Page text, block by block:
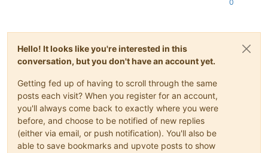
0
Hello! It looks like you're interested in this
conversation, but you don't have an account yet.
Getting fed up of having to scroll through the same
posts each visit? When you register for an account,
you'll always come back to exactly where you were
before, and choose to be notified of new replies
(either via email, or push notification). You'll also be
able to save bookmarks and upvote posts to show